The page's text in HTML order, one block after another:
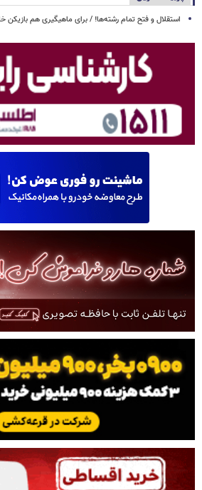
استقلال و فتح تمام رشته‌ها! / برای ماهیگیری هم بازیکن